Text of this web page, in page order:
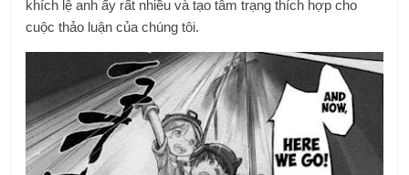
khích lệ anh ấy rất nhiều và tạo tâm trạng thích hợp cho
cuộc thảo luận của chúng tôi.